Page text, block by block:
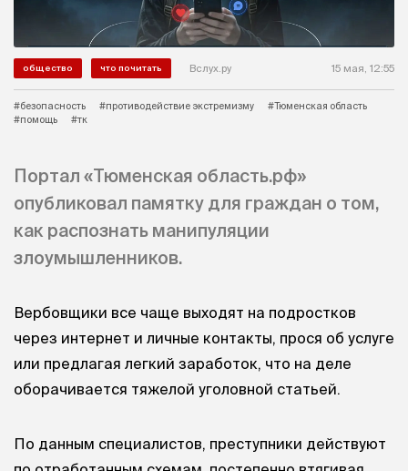
общество что почитать Вслух.ру 15 мая, 12:55
#безопасность #противодействие экстремизму
#Тюменская область
#помощь
#тк
Портал «Тюменская область.рф»
опубликовал памятку для граждан о том,
как распознать манипуляции
злоумышленников.
Вербовщики все чаще выходят на подростков
через интернет и личные контакты, прося об услуге
или предлагая легкий заработок, что на деле
оборачивается тяжелой уголовной статьей.
По данным специалистов, преступники действуют